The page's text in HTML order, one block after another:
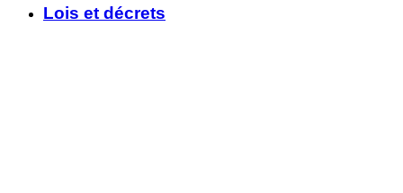
Lois et décrets